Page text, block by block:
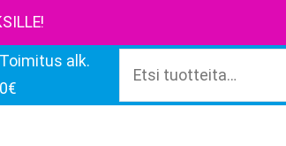
Toimitus alk.
0€